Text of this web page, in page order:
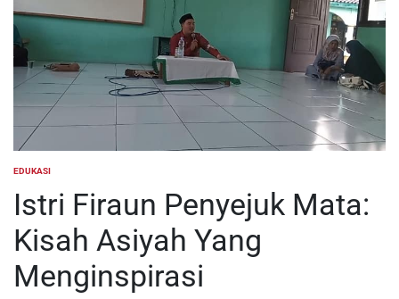
POSTED
EDUKASI
Istri Firaun Penyejuk Mata:
Kisah Asiyah Yang
Menginspirasi